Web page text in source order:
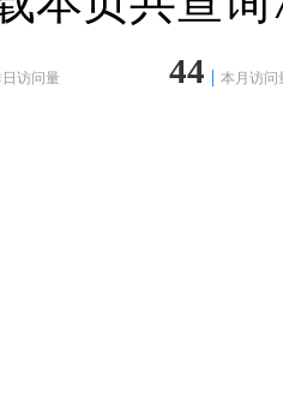
日访问量 44 本月访问